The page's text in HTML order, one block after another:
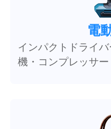
電
インパクトドライ
機・コンプレッサ